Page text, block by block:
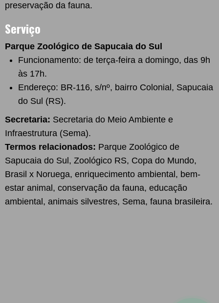
preservação da fauna.
Serviço
Parque Zoológico de Sapucaia do Sul
Funcionamento: de terça-feira a domingo, das 9h
às 17h.
Endereço: BR-116, s/nº, bairro Colonial, Sapucaia
do Sul (RS).
Secretaria: Secretaria do Meio Ambiente e
Infraestrutura (Sema).
Termos relacionados: Parque Zoológico de
Sapucaia do Sul, Zoológico RS, Copa do Mundo,
Brasil x Noruega, enriquecimento ambiental, bem-
estar animal, conservação da fauna, educação
ambiental, animais silvestres, Sema, fauna brasileira.